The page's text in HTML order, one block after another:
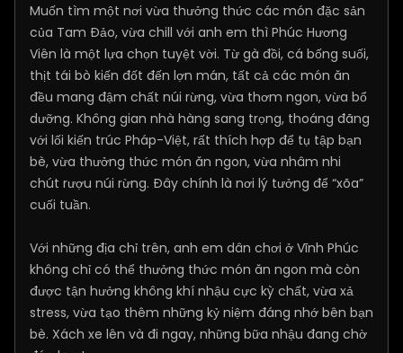
Muốn tìm một nơi vừa thưởng thức các món đặc sản
của Tam Đảo, vừa chill với anh em thì Phúc Hương
Viên là một lựa chọn tuyệt vời. Từ gà đồi, cá bống suối,
thịt tái bò kiến đốt đến lợn mán, tất cả các món ăn
đều mang đậm chất núi rừng, vừa thơm ngon, vừa bổ
dưỡng. Không gian nhà hàng sang trọng, thoáng đãng
với lối kiến trúc Pháp-Việt, rất thích hợp để tụ tập bạn
bè, vừa thưởng thức món ăn ngon, vừa nhâm nhi
chút rượu núi rừng. Đây chính là nơi lý tưởng để “xõa”
cuối tuần.
Với những địa chỉ trên, anh em dân chơi ở Vĩnh Phúc
không chỉ có thể thưởng thức món ăn ngon mà còn
được tận hưởng không khí nhậu cực kỳ chất, vừa xả
stress, vừa tạo thêm những kỷ niệm đáng nhớ bên bạn
bè. Xách xe lên và đi ngay, những bữa nhậu đang chờ